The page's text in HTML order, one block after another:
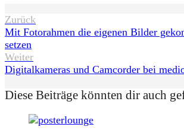
Beitragsnavigation
Zurück
Mit Fotorahmen die eigenen Bilder
setzen
Weiter
Digitalkameras und Camcorder bei
Diese Beiträge könnten dir auch